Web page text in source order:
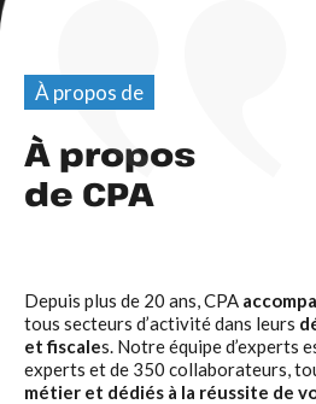
À propos de
À propos
de CPA
Depuis plus de 20 ans, CPA
tous secteurs d’activité dans leurs
et fiscales. Notre équipe d’experts
experts et de 350 collaborateurs,
métier et dédiés à la réussite de